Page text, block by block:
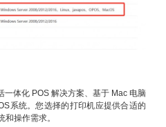
一体化 POS 解决方案、基于 Mac 电脑
系统。您选择的打印机应提供合适的
操作需求。